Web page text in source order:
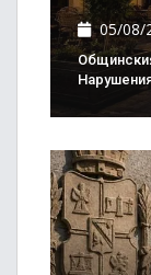
05/08/